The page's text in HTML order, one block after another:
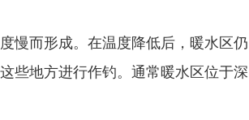
慢而形成。在温度降低后，暖水区仍
些地方进行作钓。通常暖水区位于深